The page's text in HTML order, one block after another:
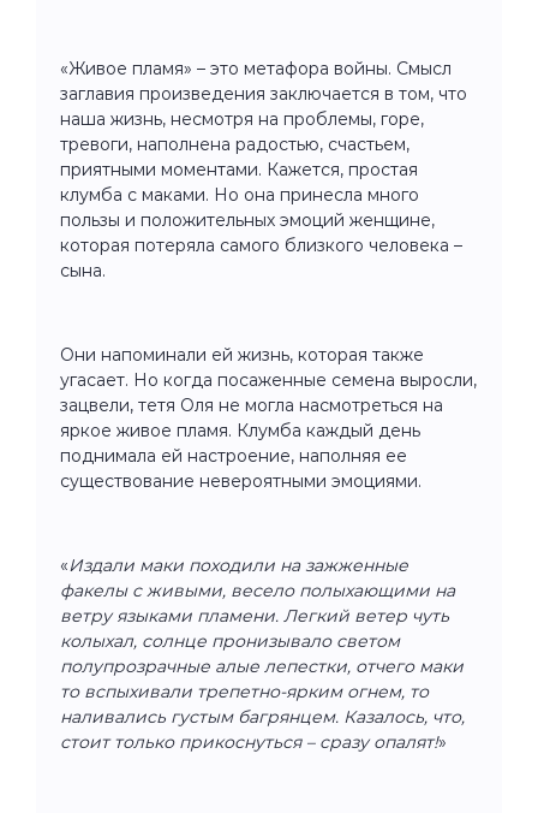
«Живое пламя» – это метафора войны. Смысл
заглавия произведения заключается в том, что
наша жизнь, несмотря на проблемы, горе,
тревоги, наполнена радостью, счастьем,
приятными моментами. Кажется, простая
клумба с маками. Но она принесла много
пользы и положительных эмоций женщине,
которая потеряла самого близкого человека –
сына.
Они напоминали ей жизнь, которая также
угасает. Но когда посаженные семена выросли,
зацвели, тетя Оля не могла насмотреться на
яркое живое пламя. Клумба каждый день
поднимала ей настроение, наполняя ее
существование невероятными эмоциями.
«Издали маки походили на зажженные
факелы с живыми, весело полыхающими на
ветру языками пламени. Легкий ветер чуть
колыхал, солнце пронизывало светом
полупрозрачные алые лепестки, отчего маки
то вспыхивали трепетно-ярким огнем, то
наливались густым багрянцем. Казалось, что,
стоит только прикоснуться – сразу опалят!»